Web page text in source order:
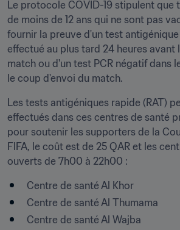
Le protocole COVID-19 stipulent que
de moins de 12 ans qui ne sont pas
fournir la preuve d'un test
effectué au plus tard 24 heures avant
match ou d'un test PCR négatif dans
le coup d'envoi du match.
Les tests antigéniques rapide (RAT)
effectués dans ces centres de santé
pour soutenir les supporters de la
FIFA, le coût est de 25 QAR et les
ouverts de 7h00 à 22h00 :
Centre de santé Al Khor
Centre de santé Al Thumama
Centre de santé Al Wajba